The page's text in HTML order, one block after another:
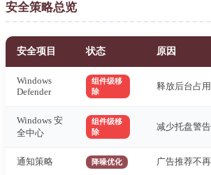
安全策略总览
安全项目 状态 原因
Windows
Defender
组件级移
除
释放后台占
Windows 安
全中心
组件级移
除
减少托盘警
通知策略 降噪优化 广告推荐不